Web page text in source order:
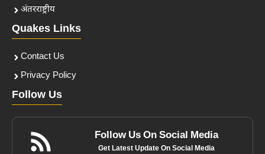
अंतरराष्ट्रीय
Quakes Links
Contact Us
Privacy Policy
Follow Us
Follow Us On Social Media
Get Latest Update On Social Media